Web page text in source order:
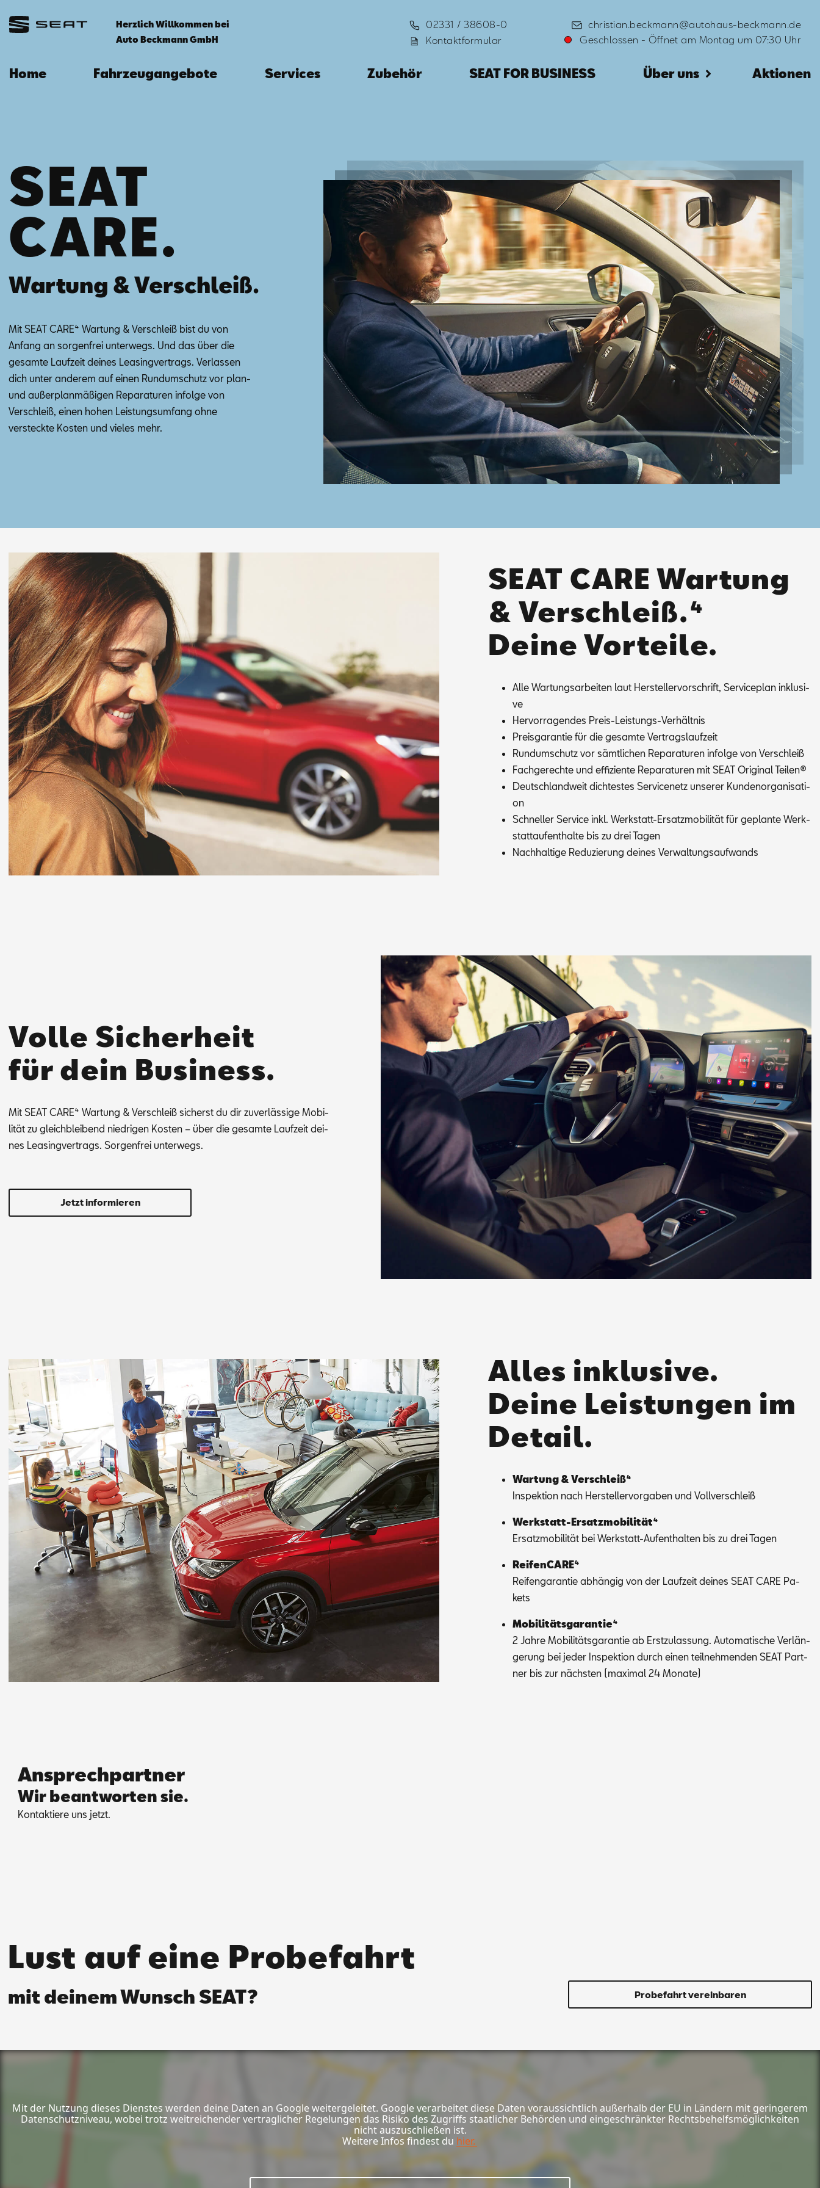
Herzlich Willkommen bei
Auto Beckmann GmbH
02331 / 38608-0
christian.beckmann@autohaus-beckmann.de
Kontaktformular
Geschlossen - Öffnet am Montag um 07:30 Uhr
Home Fahrzeugangebote Services Zubehör SEAT FOR BUSINESS Über uns Aktionen
SEAT
CARE.
Wartung & Verschleiß.
Mit SEAT CA­RE⁴ War­tung & Ver­schleiß bist du von
An­fang an sor­gen­frei un­ter­wegs. Und das über die
ge­sam­te Lauf­zeit dei­nes Lea­sing­ver­trags. Ver­las­sen
dich un­ter an­de­rem auf ei­nen Rund­um­schutz vor plan-
und au­ßer­plan­mä­ßi­gen Re­pa­ra­tu­ren in­fol­ge von
Ver­schleiß, ei­nen ho­hen Leis­tungs­um­fang ohne
ver­steck­te Kos­ten und vie­les mehr.
SEAT CARE Wartung
& Verschleiß.⁴
Deine Vorteile.
Alle War­tungs­ar­bei­ten laut Her­stel­ler­vor­schrift, Ser­vice­plan in­klu­si­
ve
Her­vor­ra­gen­des Preis-Leis­tungs-Ver­hält­nis
Preis­ga­ran­tie für die ge­sam­te Ver­trags­lauf­zeit
Rund­um­schutz vor sämt­li­chen Re­pa­ra­tu­ren in­fol­ge von Ver­schleiß
Fach­ge­rech­te und ef­fi­zi­en­te Re­pa­ra­tu­ren mit SEAT Ori­gi­nal Tei­len®
Deutsch­land­weit dich­tes­tes Ser­vice­netz un­se­rer Kun­den­or­ga­ni­sa­ti­
on
Schnel­ler Ser­vice inkl. Werk­statt-Er­satz­mo­bi­li­tät für ge­plan­te Werk­
statt­auf­ent­hal­te bis zu drei Ta­gen
Nach­hal­ti­ge Re­du­zie­rung dei­nes Ver­wal­tungs­auf­wands
Volle Sicherheit
für dein Business.
Mit SEAT CA­RE⁴ War­tung & Ver­schleiß si­cherst du dir zu­ver­läs­si­ge Mo­bi­
li­tät zu gleich­blei­bend nied­ri­gen Kos­ten – über die ge­sam­te Lauf­zeit dei­
nes Lea­sing­ver­trags. Sor­gen­frei un­ter­wegs.
Jetzt informieren
Alles inklusive.
Deine Leistungen im
Detail.
War­tung & Ver­schlei­ß⁴
In­spek­ti­on nach Her­stel­ler­vor­ga­ben und Voll­ver­schleiß
Werk­statt-Er­satz­mo­bi­li­tät⁴
Er­satz­mo­bi­li­tät bei Werk­statt-Auf­ent­hal­ten bis zu drei Ta­gen
Rei­fen­CA­RE⁴
Rei­fen­ga­ran­tie ab­hän­gig von der Lauf­zeit dei­nes SEAT CARE Pa­
kets
Mo­bi­li­täts­ga­ran­tie⁴
2 Jah­re Mo­bi­li­täts­ga­ran­tie ab Erst­zu­las­sung. Au­to­ma­ti­sche Ver­län­
ge­rung bei je­der In­spek­ti­on durch ei­nen teil­neh­men­den SEAT Part­
ner bis zur nächs­ten (ma­xi­mal 24 Mo­na­te)
Ansprechpartner
Wir beantworten sie.
Kon­tak­tie­re uns jetzt.
Lust auf eine Probefahrt
mit deinem Wunsch SEAT? Probefahrt vereinbaren
Mit der Nutzung dieses Dienstes werden deine Daten an Google weitergeleitet. Google verarbeitet diese Daten voraussichtlich außerhalb der EU in Ländern mit geringerem
Datenschutzniveau, wobei trotz weitreichender vertraglicher Regelungen das Risiko des Zugriffs staatlicher Behörden und eingeschränkter Rechtsbehelfsmöglichkeiten
nicht auszuschließen ist.
Weitere Infos findest du hier.